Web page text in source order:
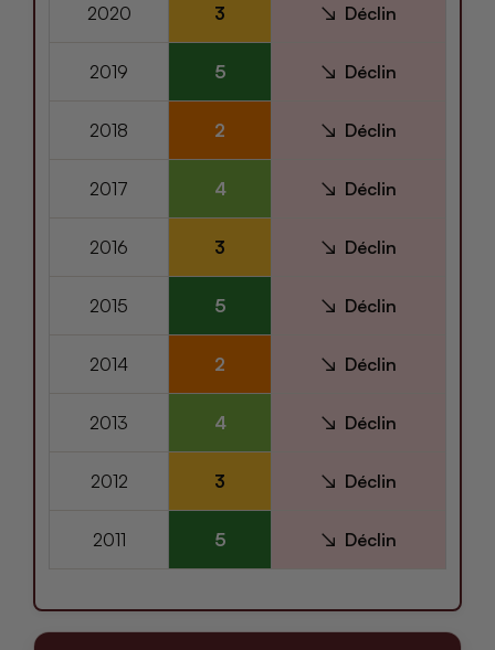
2020 3 Déclin
2019 5 Déclin
2018 2 Déclin
2017 4 Déclin
2016 3 Déclin
2015 5 Déclin
2014 2 Déclin
2013 4 Déclin
2012 3 Déclin
2011 5 Déclin